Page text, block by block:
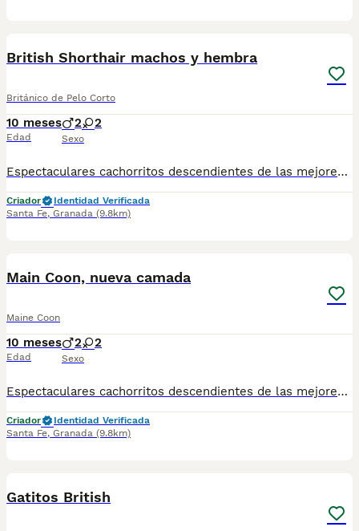
British Shorthair machos y hembra
Británico de Pelo Corto
10 meses
Edad
2 2
Sexo
Espectaculares cachorritos descendientes de las mejores líneas de sangre. Disponibles machos y hembras Las camadas están bajo supervisión veterinaria desde su nacimiento hasta que son entregadas a su nueva familia. Criados por un equipo de profesionales y mejores personas que, con años de experiencia a sus espaldas, cuidan a los animales por vocación, aplicando una cría ética y responsable para que cada cachorro se desarrolle con la mejor salud y con un buen temperamento. Todos los cachorritos se entregan con unos dos meses y medio de edad y sus vacunas correspondientes, desparasitados interna y externamente, con certificado de salud, y garantía tanto por enfermedad vírica como congénito genética. Posibilidad de entregar en toda España mediante transporte propio habilitado para perros y con chofer privado. Los precios pueden variar según las características y morfología de cada cachorro. Puedes contactar en el 696 09 34 48
Criador
Identidad Verificada
Santa Fe, Granada (9.8km)
Main Coon, nueva camada
Maine Coon
10 meses
Edad
2 2
Sexo
Espectaculares cachorritos descendientes de las mejores líneas de sangre. Disponibles machos y hembras Las camadas están bajo supervisión veterinaria desde su nacimiento hasta que son entregadas a su nueva familia. Criados por un equipo de profesionales y mejores personas que, con años de experiencia a sus espaldas, cuidan a los animales por vocación, aplicando una cría ética y responsable para que cada cachorro se desarrolle con la mejor salud y con un buen temperamento. Todos los cachorritos se entregan con unos dos meses y medio de edad y sus vacunas correspondientes, desparasitados interna y externamente, con certificado de salud, y garantía tanto por enfermedad vírica como congénito genética. Posibilidad de entregar en toda España mediante transporte propio habilitado para perros y con chofer privado. Los precios pueden variar según las características y morfología de cada cachorro. Puedes contactar en el 696 09 34 48
Criador
Identidad Verificada
Santa Fe, Granada (9.8km)
Gatitos British